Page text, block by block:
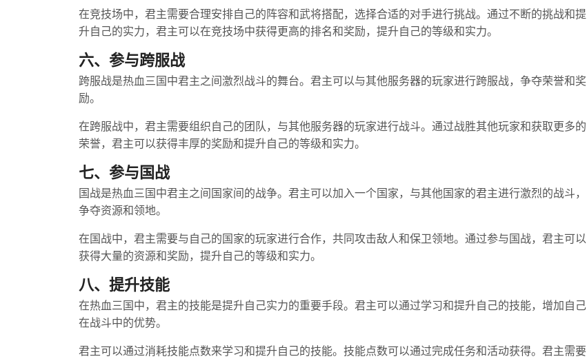
在竞技场中，君主需要合理安排自己的阵容和武将搭配，选择合适的对手进行挑战。通过不断的挑战和提
升自己的实力，君主可以在竞技场中获得更高的排名和奖励，提升自己的等级和实力。
六、参与跨服战
跨服战是热血三国中君主之间激烈战斗的舞台。君主可以与其他服务器的玩家进行跨服战，争夺荣誉和奖
励。
在跨服战中，君主需要组织自己的团队，与其他服务器的玩家进行战斗。通过战胜其他玩家和获取更多的
荣誉，君主可以获得丰厚的奖励和提升自己的等级和实力。
七、参与国战
国战是热血三国中君主之间国家间的战争。君主可以加入一个国家，与其他国家的君主进行激烈的战斗，
争夺资源和领地。
在国战中，君主需要与自己的国家的玩家进行合作，共同攻击敌人和保卫领地。通过参与国战，君主可以
获得大量的资源和奖励，提升自己的等级和实力。
八、提升技能
在热血三国中，君主的技能是提升自己实力的重要手段。君主可以通过学习和提升自己的技能，增加自己
在战斗中的优势。
君主可以通过消耗技能点数来学习和提升自己的技能。技能点数可以通过完成任务和活动获得。君主需要